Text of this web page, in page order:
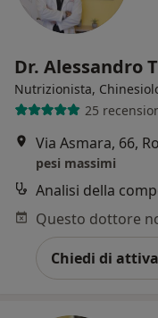
Dr. Alessandro
Nutrizionista,
25
Via Asmara, 66,
pesi massimi
Analisi della
Chiedi di